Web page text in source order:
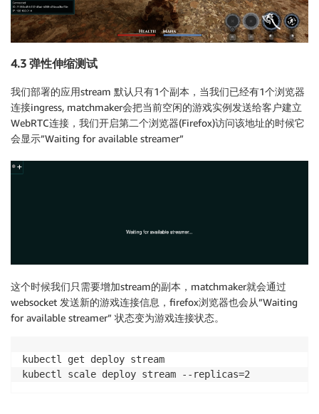
        - filters:
- name:
             typed_config:
                stat_prefix: ingress_http
                  - upgrade_type: websocket
                access_log:
- name:
                    typed_config:
                route_config:
                       domains: ["*"]
- match: { prefix: "/
cluster:
                         - match: { prefix: "/ws" }
                           route:
                           route:
                             cluster: service_player
4.3 弹性伸缩测试
我们部署的应用stream 默认只有1个副本，当我们已经有1个浏览器
连接ingress, matchmaker会把当前空闲的游戏实例发送给客户建立
WebRTC连接，我们开启第二个浏览器(Firefox)访问该地址的时候它
会显示”Waiting for available streamer”
这个时候我们只需要增加stream的副本，matchmaker就会通过
websocket 发送新的游戏连接信息，firefox浏览器也会从”Waiting
for available streamer” 状态变为游戏连接状态。
kubectl get deploy stream
kubectl scale deploy stream --replicas=2